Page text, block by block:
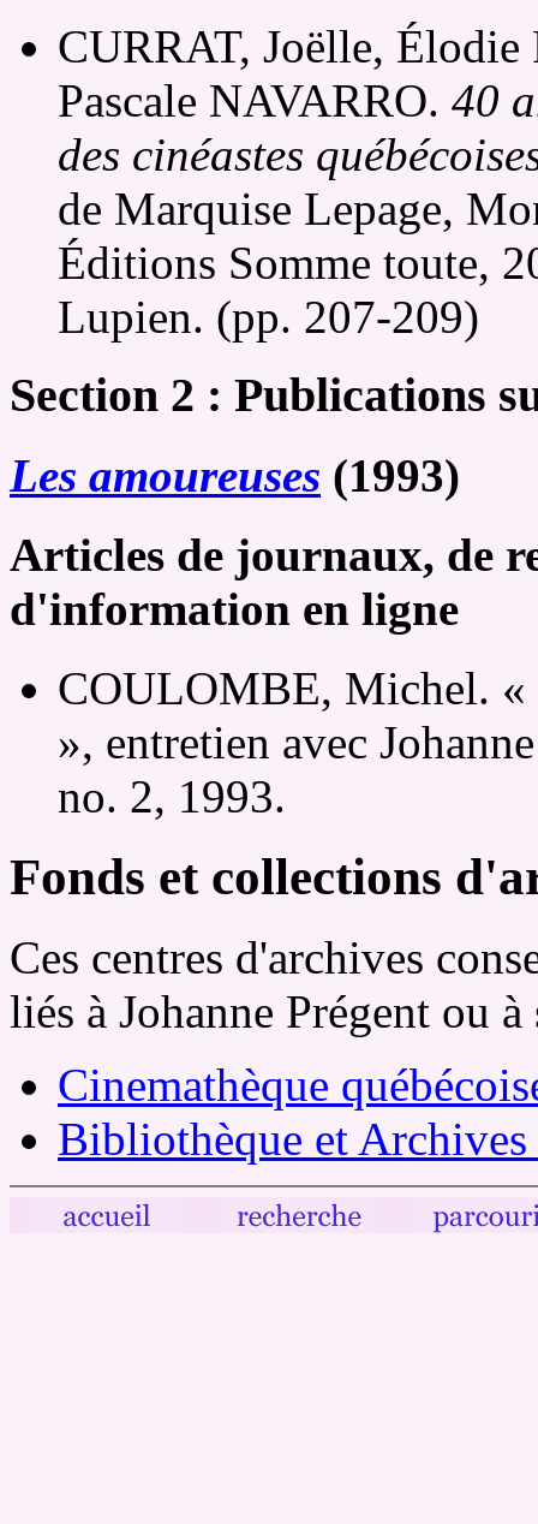
CURRAT, Joëlle,
Pascale NAVARRO. 40
des cinéastes
de Marquise Lepage,
Éditions Somme toute,
Lupien. (pp. 207-209)
Section 2 : Publications
Les amoureuses (1993)
Articles de journaux, de
d'information en ligne
COULOMBE, Michel. «
», entretien avec
no. 2, 1993.
Fonds et collections
Ces centres d'archives
liés à Johanne Prégent ou
Cinemathèque
Bibliothèque et Archives